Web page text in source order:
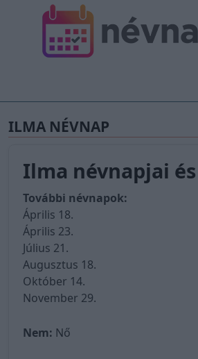
ILMA NÉVNAP
Ilma névnapjai
További névnapok:
Április 18.
Április 23.
Július 21.
Augusztus 18.
Október 14.
November 29.
Nem: Nő